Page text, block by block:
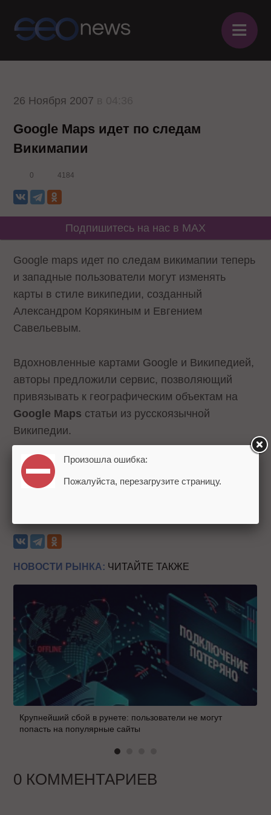
≡
26 Ноября 2007
Google Maps идет по следам
Викимапии
0 4184
Подпишитесь на нас в MAX
Google maps идет по следам викимапии теперь
и западные пользователи могут изменять
карты в стиле википедии, созданный
Александром Корякиным и Евгением
Савельевым.
Вдохновленные картами Google и Википедией,
авторы предложили сервис, позволяющий
привязывать к географическим объектам на
Google Maps статьи из русскоязычной
Википедии.
Также для каждого объекта можно создавать
свое описание на разных языках. Идея эта
НОВОСТИ РЫНКА: ЧИТАЙТЕ ТАКЖЕ
Крупнейший сбой в рунете: пользователи не могут
попасть на популярные сайты
0 КОММЕНТАРИЕВ
Произошла ошибка:
Пожалуйста, перезагрузите страницу.